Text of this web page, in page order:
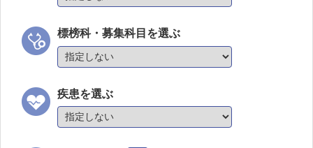
標榜科・募集科目を選ぶ
疾患を選ぶ